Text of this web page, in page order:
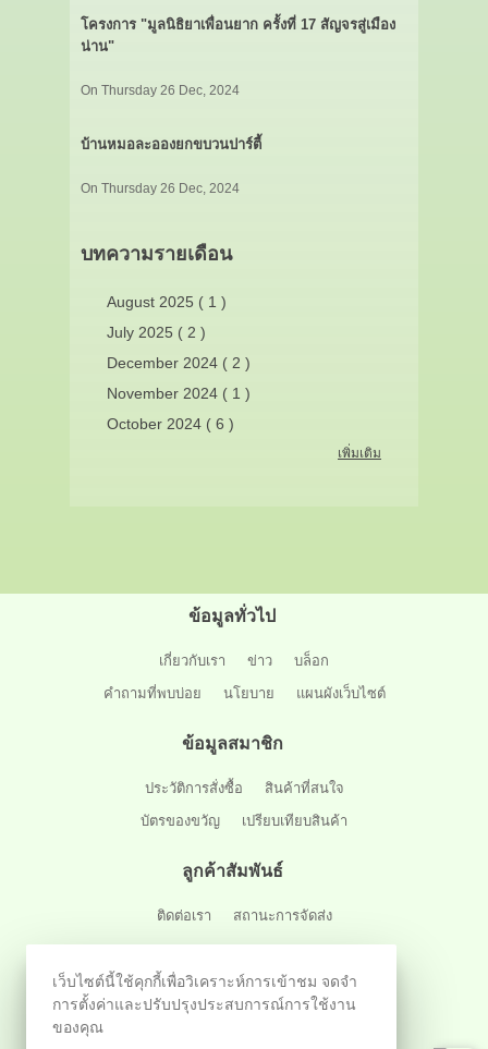
โครงการ "มูลนิธิยาเพื่อนยาก ครั้งที่ 17 สัญจรสู่เมือง
น่าน"
On Thursday 26 Dec, 2024
บ้านหมอละอองยกขบวนปาร์ตี้
On Thursday 26 Dec, 2024
บทความรายเดือน
August 2025 ( 1 )
July 2025 ( 2 )
December 2024 ( 2 )
November 2024 ( 1 )
October 2024 ( 6 )
เพิ่มเติม
ข้อมูลทั่วไป
เกี่ยวกับเรา ข่าว
บล็อก
คำถามที่พบบ่อย
นโยบาย แผนผังเว็บไซต์
ข้อมูลสมาชิก
ประวัติการสั่งซื้อ
สินค้าที่สนใจ
บัตรของขวัญ
เปรียบเทียบสินค้า
ลูกค้าสัมพันธ์
ติดต่อเรา สถานะการจัดส่ง
ติดตามผ่านสังคมออนไลน์
เว็บไซต์นี้ใช้คุกกี้เพื่อวิเคราะห์การเข้าชม จดจำ
การตั้งค่าและปรับปรุงประสบการณ์การใช้งาน
ของคุณ